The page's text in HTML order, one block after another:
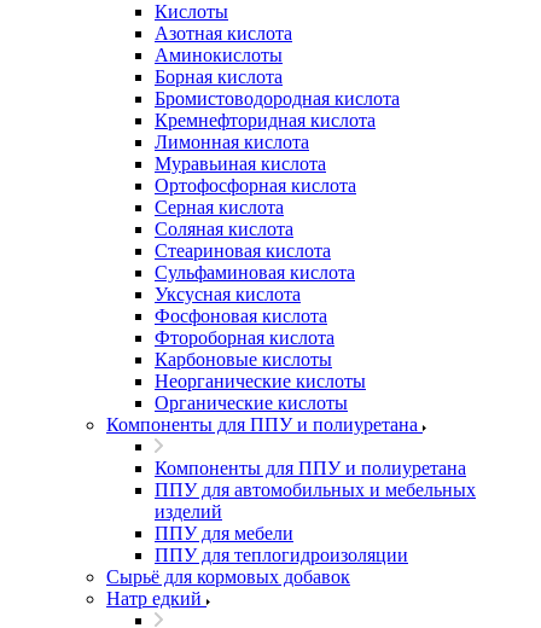
Кислоты
Азотная кислота
Аминокислоты
Борная кислота
Бромистоводородная кислота
Кремнефторидная кислота
Лимонная кислота
Муравьиная кислота
Ортофосфорная кислота
Серная кислота
Соляная кислота
Стеариновая кислота
Сульфаминовая кислота
Уксусная кислота
Фосфоновая кислота
Фтороборная кислота
Карбоновые кислоты
Неорганические кислоты
Органические кислоты
Компоненты для ППУ и полиуретана
Компоненты для ППУ и полиуретана
ППУ для автомобильных и мебельных
изделий
ППУ для мебели
ППУ для теплогидроизоляции
Сырьё для кормовых добавок
Натр едкий